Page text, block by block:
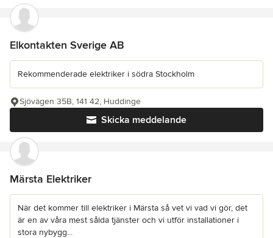
Elkontakten Sverige AB
Rekommenderade elektriker i södra Stockholm
Skicka meddelande
Sjövägen 35B, 141 42, Huddinge
Märsta Elektriker
När det kommer till elektriker i Märsta så vet vi vad vi gör, det
är en av våra mest sålda tjänster och vi utför installationer i
stora nybygg...